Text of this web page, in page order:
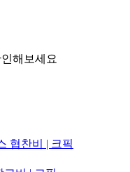
해보세요
협찬비 | 크픽